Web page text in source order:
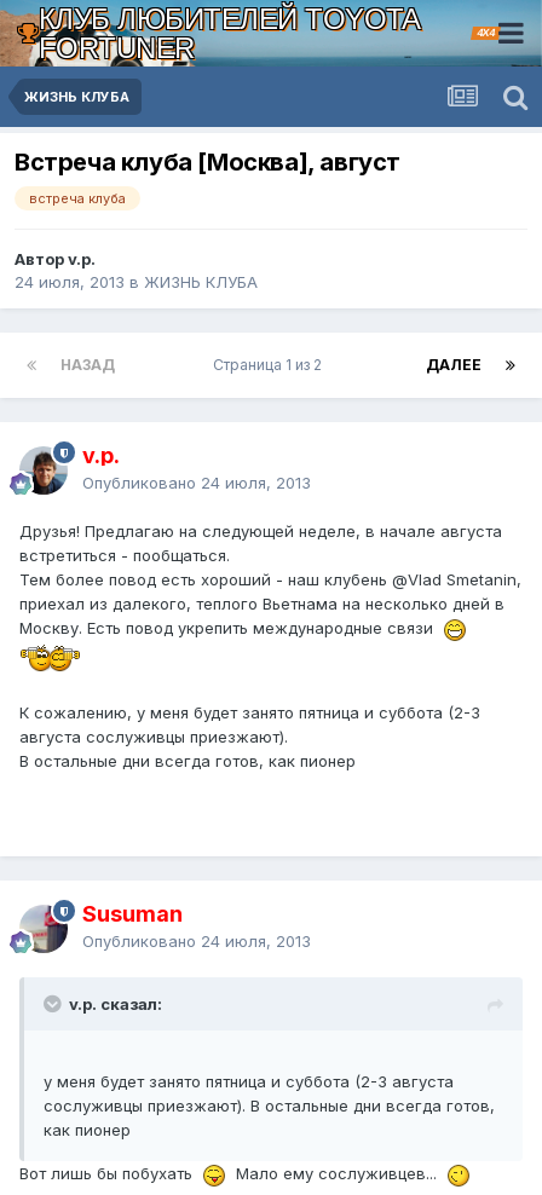
КЛУБ ЛЮБИТЕЛЕЙ TOYOTA
FORTUNER
4X4
ЖИЗНЬ КЛУБА
Встреча клуба [Москва], август
встреча клуба
Автор v.p.
24 июля, 2013 в ЖИЗНЬ КЛУБА
НАЗАД ДАЛЕЕ
Страница 1 из 2
v.p.
Опубликовано 24 июля, 2013
Друзья! Предлагаю на следующей неделе, в начале августа
встретиться - пообщаться.
Тем более повод есть хороший - наш клубень @Vlad Smetanin,
приехал из далекого, теплого Вьетнама на несколько дней в
Москву. Есть повод укрепить международные связи
К сожалению, у меня будет занято пятница и суббота (2-3
августа сослуживцы приезжают).
В остальные дни всегда готов, как пионер
Susuman
Опубликовано 24 июля, 2013
v.p. сказал:
у меня будет занято пятница и суббота (2-3 августа
сослуживцы приезжают). В остальные дни всегда готов,
как пионер
Вот лишь бы побухать Мало ему сослуживцев...